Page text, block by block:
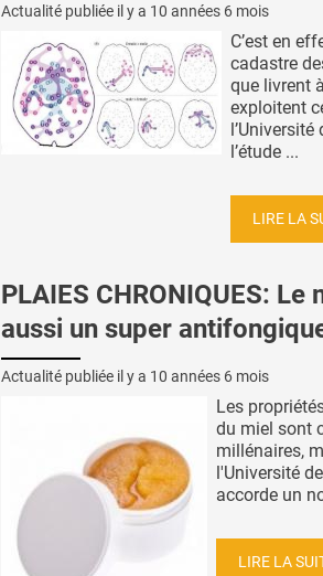
Actualité publiée il y a 10 années 6 mois
C’est en
cadastre
que livrent
exploitent
l’étude ...
LIRE LA
PLAIES CHRONIQUES: Le
aussi un super
Actualité publiée il y a 10 années 6 mois
Les
du miel sont
millénaires,
l'Université
accorde un
LIRE LA